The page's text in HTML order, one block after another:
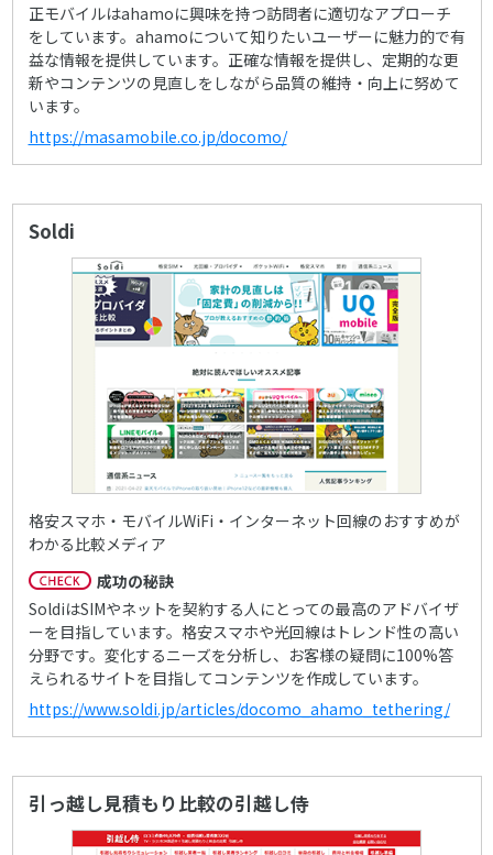
正モバイルはahamoに興味を持つ訪問者に適切なアプローチ
をしています。ahamoについて知りたいユーザーに魅力的で有
益な情報を提供しています。正確な情報を提供し、定期的な更
新やコンテンツの見直しをしながら品質の維持・向上に努めて
います。
https://masamobile.co.jp/docomo/
Soldi
格安スマホ・モバイルWiFi・インターネット回線のおすすめが
わかる比較メディア
成功の秘訣
SoldiはSIMやネットを契約する人にとっての最高のアドバイザ
ーを目指しています。格安スマホや光回線はトレンド性の高い
分野です。変化するニーズを分析し、お客様の疑問に100%答
えられるサイトを目指してコンテンツを作成しています。
https://www.soldi.jp/articles/docomo_ahamo_tethering/
引っ越し見積もり比較の引越し侍